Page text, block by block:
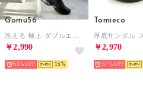
Gomu56
￥2,990
65% 15
Tomieco
￥2,970
57%